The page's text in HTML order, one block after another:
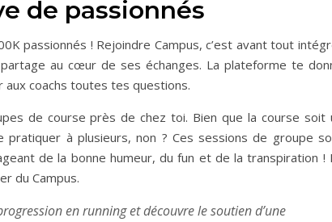
de passionnés
passionnés ! Rejoindre Campus, c’est avant tout
au cœur de ses échanges. La plateforme te
aux coachs toutes tes questions.
de course près de chez toi. Bien que la course soit
pratiquer à plusieurs, non ? Ces sessions de groupe
de la bonne humeur, du fun et de la transpiration !
du Campus.
en running et découvre le soutien d’une